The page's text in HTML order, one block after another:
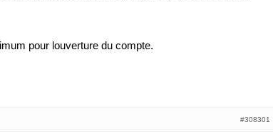
pour louverture du compte.
#308301